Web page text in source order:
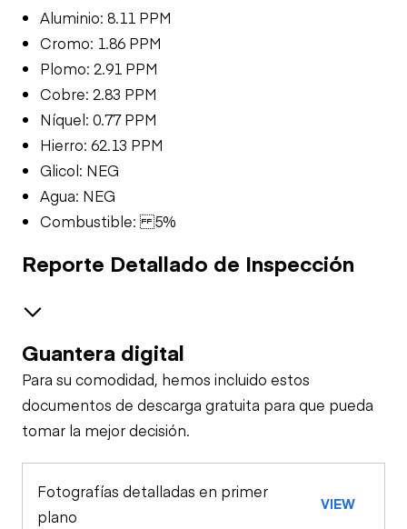
Aluminio: 8.11 PPM
Cromo: 1.86 PPM
Plomo: 2.91 PPM
Cobre: 2.83 PPM
Níquel: 0.77 PPM
Hierro: 62.13 PPM
Glicol: NEG
Agua: NEG
Combustible: 5%
Reporte Detallado de Inspección
Brakes / Tires
Rear Axle
Cab
Seat Belts
Horn
Auxiliary Power Unit
Oil Sample Analysis (engine)
Guantera digital
Para su comodidad, hemos incluido estos
documentos de descarga gratuita para que pueda
tomar la mejor decisión.
Fotografías detalladas en primer
plano
VIEW